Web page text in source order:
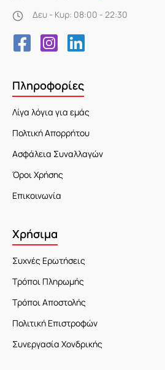
Δευ - Κυρ: 08:00 - 22:30
Πληροφορίες
Λίγα λόγια για εμάς
Πολτική Απορρήτου
Ασφάλεια Συναλλαγών
Όροι Χρήσης
Επικοινωνία
Χρήσιμα
Συχνές Ερωτήσεις
Τρόποι Πληρωμής
Τρόποι Αποστολής
Πολιτική Επιστροφών
Συνεργασία Χονδρικής